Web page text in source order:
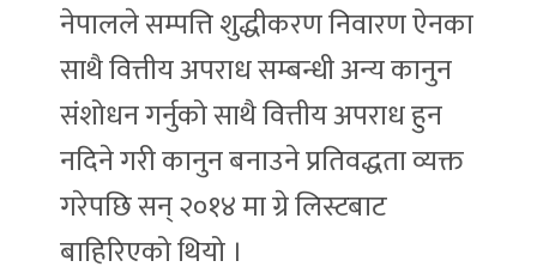
नेपालले सम्पत्ति शुद्धीकरण निवारण ऐनका
साथै वित्तीय अपराध सम्बन्धी अन्य कानुन
संशोधन गर्नुको साथै वित्तीय अपराध हुन
नदिने गरी कानुन बनाउने प्रतिवद्धता व्यक्त
गरेपछि सन् २०१४ मा ग्रे लिस्टबाट
बाहिरिएको थियो ।